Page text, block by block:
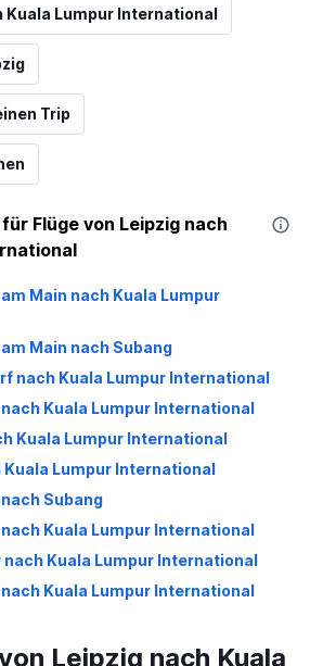
Kuala Lumpur International
Trip
Flüge von Leipzig nach
Main nach Kuala Lumpur
Main nach Subang
nach Kuala Lumpur International
Kuala Lumpur International
Kuala Lumpur International
Kuala Lumpur International
Subang
Kuala Lumpur International
nach Kuala Lumpur International
Kuala Lumpur International
Kuala Lumpur International
Leipzig nach Kuala